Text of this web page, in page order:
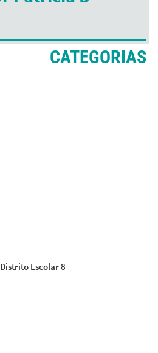
CATEGORIAS
Escolar 8